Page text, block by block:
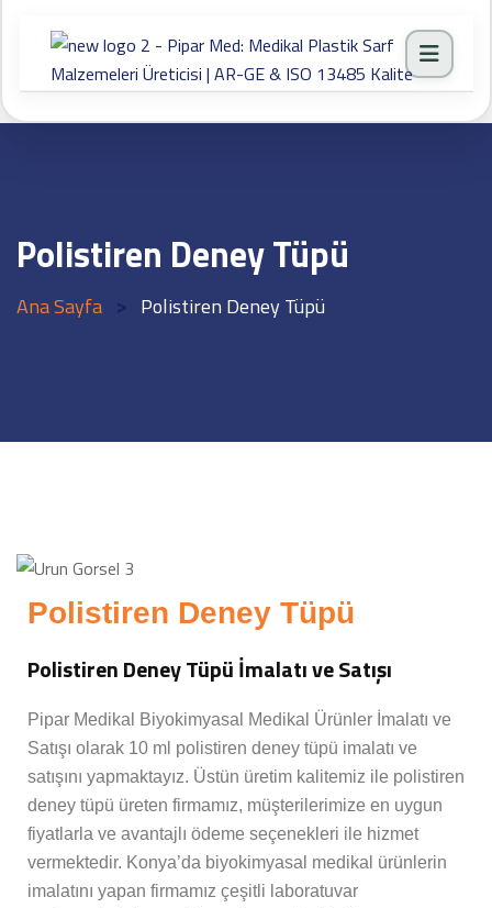
Polistiren Deney Tüpü
Ana Sayfa > Polistiren Deney Tüpü
Polistiren Deney Tüpü
Polistiren Deney Tüpü İmalatı ve Satışı
Pipar Medikal Biyokimyasal Medikal Ürünler İmalatı ve
Satışı olarak 10 ml polistiren deney tüpü imalatı ve
satışını yapmaktayız. Üstün üretim kalitemiz ile polistiren
deney tüpü üreten firmamız, müşterilerimize en uygun
fiyatlarla ve avantajlı ödeme seçenekleri ile hizmet
vermektedir. Konya’da biyokimyasal medikal ürünlerin
imalatını yapan firmamız çeşitli laboratuvar